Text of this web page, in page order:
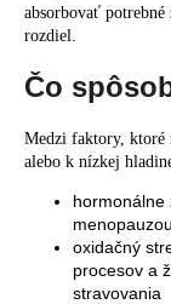
absorbovať
rozdiel.
Čo
Medzi faktory, ktoré
alebo k nízkej
hormonálne
oxidačný
procesov a
stravovania